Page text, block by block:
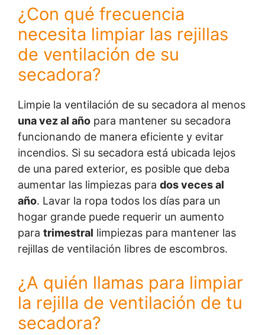
¿Con qué frecuencia
necesita limpiar las rejillas
de ventilación de su
secadora?
Limpie la ventilación de su secadora al menos
una vez al año para mantener su secadora
funcionando de manera eficiente y evitar
incendios. Si su secadora está ubicada lejos
de una pared exterior, es posible que deba
aumentar las limpiezas para dos veces al
año. Lavar la ropa todos los días para un
hogar grande puede requerir un aumento
para trimestral limpiezas para mantener las
rejillas de ventilación libres de escombros.
¿A quién llamas para limpiar
la rejilla de ventilación de tu
secadora?